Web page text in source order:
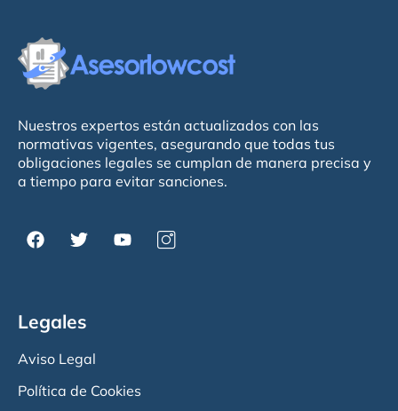
Nuestros expertos están actualizados con las
normativas vigentes, asegurando que todas tus
obligaciones legales se cumplan de manera precisa y
a tiempo para evitar sanciones.
Legales
Aviso Legal
Política de Cookies